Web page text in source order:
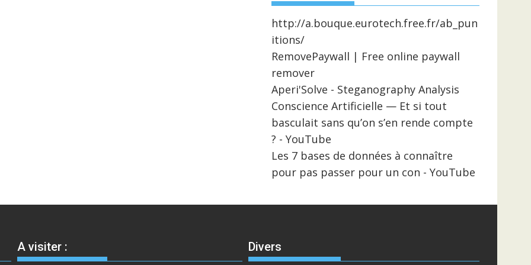
http://a.bouque.eurotech.free.fr/ab_pun
itions/
RemovePaywall | Free online paywall
remover
Aperi'Solve - Steganography Analysis
Conscience Artificielle — Et si tout
basculait sans qu’on s’en rende compte
? - YouTube
Les 7 bases de données à connaître
pour pas passer pour un con - YouTube
A visiter : Divers